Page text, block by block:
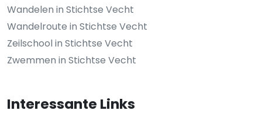
Wandelen in Stichtse Vecht
Wandelroute in Stichtse Vecht
Zeilschool in Stichtse Vecht
Zwemmen in Stichtse Vecht
Interessante Links